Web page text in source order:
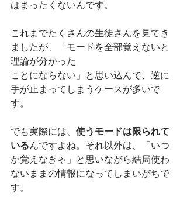
はまったくないんです。
これまでたくさんの生徒さんを見てき
ましたが、「モードを全部覚えないと
理論が分かった
ことにならない」と思い込んで、逆に
手が止まってしまうケースが多いで
す。
でも実際には、 使うモードは限られて
いるんですよね。それ以外は、「いつ
か覚えなきゃ」と思いながら結局使わ
ないままの情報になってしまいがちで
す。